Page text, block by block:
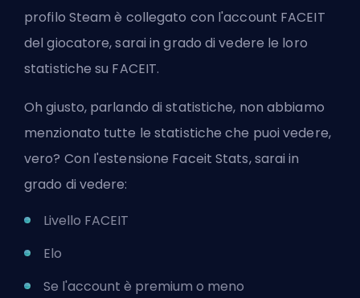
profilo Steam è collegato con l'account FACEIT
del giocatore, sarai in grado di vedere le loro
statistiche su FACEIT.
Oh giusto, parlando di statistiche, non abbiamo
menzionato tutte le statistiche che puoi vedere,
vero? Con l'estensione Faceit Stats, sarai in
grado di vedere:
Livello FACEIT
Elo
Se l'account è premium o meno